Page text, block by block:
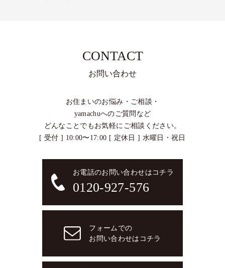
CONTACT
お問い合わせ
お住まいのお悩み・ご相談・
yamachuへのご質問など
どんなことでもお気軽にご相談ください。
[ 受付 ] 10:00〜17:00 [ 定休日 ] 水曜日・祝日
お電話のお問い合わせはコチラ
0120-927-576
フォームでの
お問い合わせはコチラ